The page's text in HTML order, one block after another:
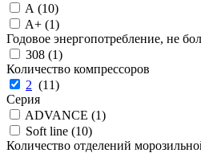
A (10)
A+ (1)
Годовое энергопотребление, не
308 (1)
Количество компрессоров
2 (11)
Серия
ADVANCE (1)
Soft line (10)
Количество отделений